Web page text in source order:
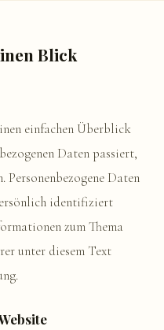
Blick
einfachen Überblick
Daten passiert,
Personenbezogene Daten
identifiziert
zum Thema
unter diesem Text